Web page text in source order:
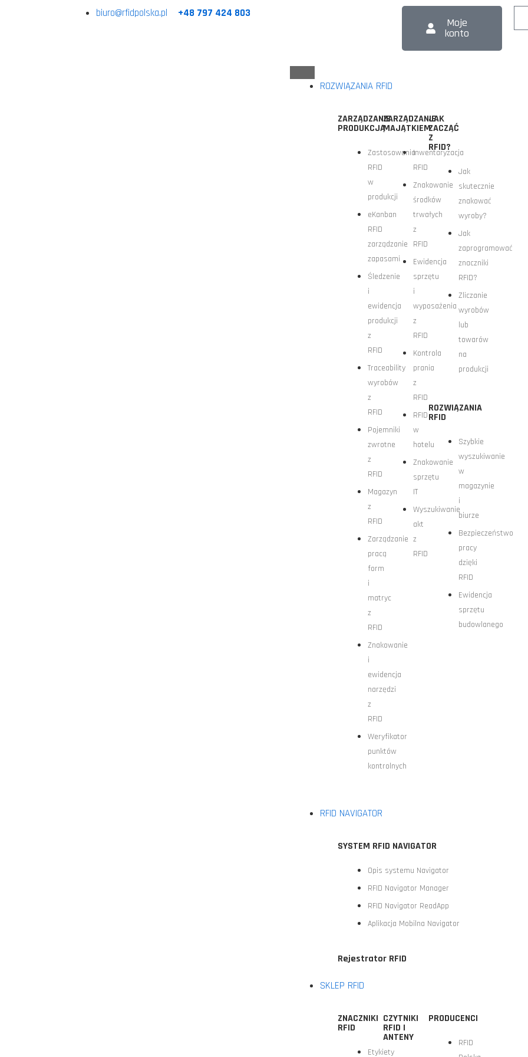
biuro@rfidpolska.pl +48 797 424 803
Moje
konto
ROZWIĄZANIA RFID
ZARZĄDZANIE
PRODUKCJĄ
Zastosowania
RFID
w
produkcji
eKanban
RFID
zarządzanie
zapasami
Śledzenie
i
ewidencja
produkcji
z
RFID
Traceability
wyrobów
z
RFID
Pojemniki
zwrotne
z
RFID
Magazyn
z
RFID
Zarządzanie
pracą
form
i
matryc
z
RFID
Znakowanie
i
ewidencja
narzędzi
z
RFID
Weryfikator
punktów
kontrolnych
ZARZĄDZANIE
MAJĄTKIEM
Inwentaryzacja
RFID
Znakowanie
środków
trwałych
z
RFID
Ewidencja
sprzętu
i
wyposażenia
z
RFID
Kontrola
prania
z
RFID
RFID
w
hotelu
Znakowanie
sprzętu
IT
Wyszukiwanie
akt
z
RFID
JAK
ZACZĄĆ
Z
RFID?
Jak
skutecznie
znakować
wyroby?
Jak
zaprogramować
znaczniki
RFID?
Zliczanie
wyrobów
lub
towarów
na
produkcji
ROZWIĄZANIA
RFID
Szybkie
wyszukiwanie
w
magazynie
i
biurze
Bezpieczeństwo
pracy
dzięki
RFID
Ewidencja
sprzętu
budowlanego
RFID NAVIGATOR
SYSTEM RFID NAVIGATOR
Opis systemu Navigator
RFID Navigator Manager
RFID Navigator ReadApp
Aplikacja Mobilna Navigator
Rejestrator RFID
SKLEP RFID
ZNACZNIKI
RFID
Etykiety
CZYTNIKI
RFID I
ANTENY
PRODUCENCI
RFID